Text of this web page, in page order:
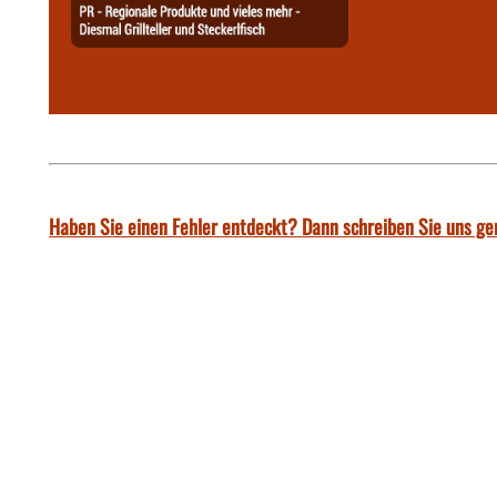
Haben Sie einen Fehler entdeckt? Dann schreiben Sie uns